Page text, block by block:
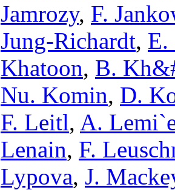
Jamrozy, F.
Jung-Richardt, E.
Khatoon, B.
Nu. Komin, D.
F. Leitl, A.
Lenain, F.
Lypova, J.